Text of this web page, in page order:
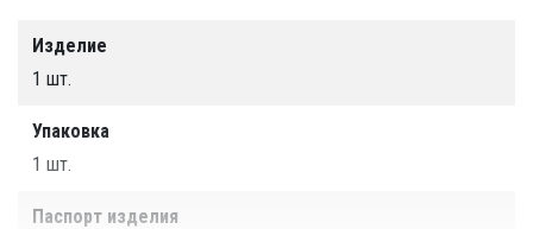
Изделие
1 шт.
Упаковка
1 шт.
Паспорт изделия